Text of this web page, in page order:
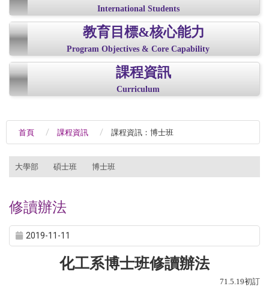
International Students
教育目標&核心能力
Program Objectives & Core Capability
課程資訊
Curriculum
首頁 課程資訊 課程資訊：博士班
大學部 碩士班 博士班
修讀辦法
2019-11-11
化工系博士班修讀辦法
71.5.19初訂